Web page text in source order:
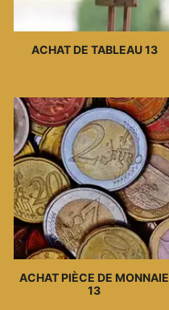
ACHAT DE TABLEAU 13
ACHAT PIÈCE DE MONNAIE
13